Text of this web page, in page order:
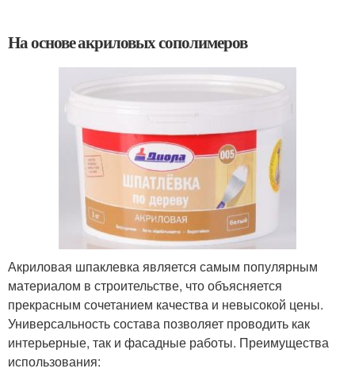
На основе акриловых сополимеров
Акриловая шпаклевка является самым популярным
материалом в строительстве, что объясняется
прекрасным сочетанием качества и невысокой цены.
Универсальность состава позволяет проводить как
интерьерные, так и фасадные работы. Преимущества
использования: